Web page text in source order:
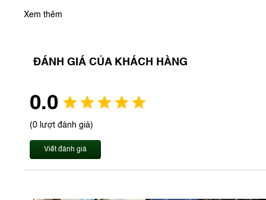
Xem thêm
ĐÁNH GIÁ CỦA KHÁCH HÀNG
0.0
(0 lượt đánh giá)
Viết đánh giá